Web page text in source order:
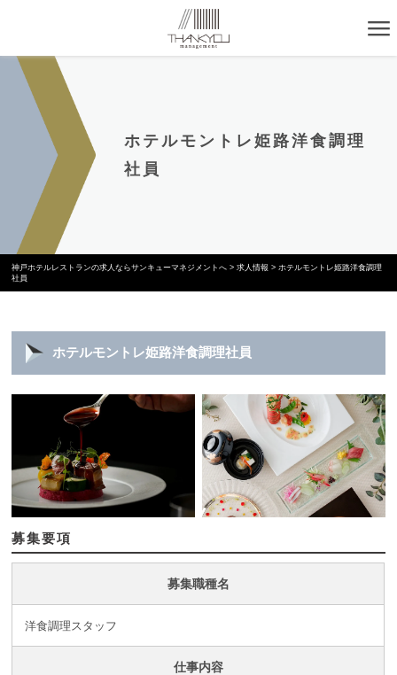
ホテルモントレ姫路洋食調理
社員
神戸ホテルレストランの求人ならサンキューマネジメントへ >求人情報 > ホテルモントレ姫路洋食調理
社員
ホテルモントレ姫路洋食調理社員
募集要項
募集職種名
洋食調理スタッフ
仕事内容